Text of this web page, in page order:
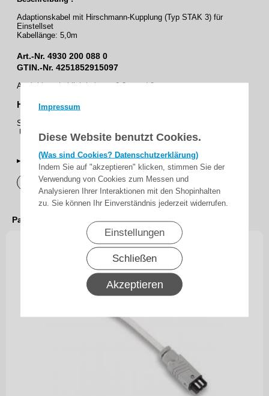
Impressum
Diese Website benutzt Cookies.
(Was sind Cookies? Datenschutzerklärung)
Indem Sie auf "akzeptieren" klicken, stimmen Sie der
Verwendung von Cookies zum Messen und
Analysieren Ihrer Interaktionen mit den Shopinhalten
zu. Sie können Ihr Einverständnis jederzeit widerrufen.
Einstellungen
Schließen
Akzeptieren
Adaptionskabel mit Hirschmann-Kupplung (Typ STAK 3) für
Einstellset
Kabellänge: 5,0m
Art.-Nr. 4930 200 088 0
GTIN.-Nr. 4251852915097
Auch hier erhältlich in länge 0,3m und 2m
Haben Fragen zu diesem Produkt ?
Schreiben Sie uns an mit ihre E-Mail-Adresse
Unser Team wird ihnen schnellstmöglich antworten.
▸Widerrufsbelehrung
Vertrag widerrufen
Passendes Zubehör